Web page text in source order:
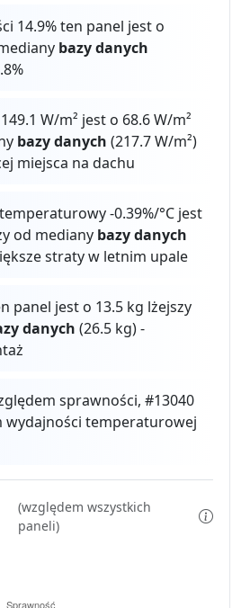
14.9% ten panel jest o
bazy danych
W/m² jest o 68.6 W/m²
bazy danych (217.7 W/m²)
miejsca na dachu
-0.39%/°C jest
od mediany bazy danych
straty w letnim upale
panel jest o 13.5 kg lżejszy
danych (26.5 kg) -
sprawności, #13040
wydajności temperaturowej
(względem wszystkich
paneli)